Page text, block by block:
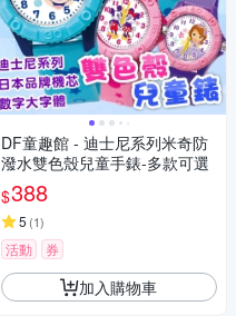
DF童趣館 - 迪士尼系列米奇防
潑水雙色殼兒童手錶-多款可選
$388
5 (1)
活動 券
加入購物車